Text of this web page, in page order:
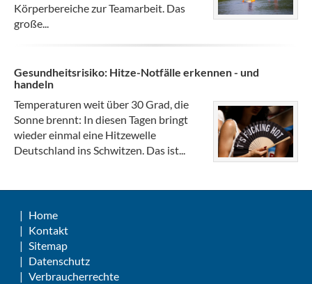
Körperbereiche zur Teamarbeit. Das
große...
Gesundheitsrisiko: Hitze-Notfälle erkennen - und
handeln
Temperaturen weit über 30 Grad, die
Sonne brennt: In diesen Tagen bringt
wieder einmal eine Hitzewelle
Deutschland ins Schwitzen. Das ist...
Home
Kontakt
Sitemap
Datenschutz
Verbraucherrechte